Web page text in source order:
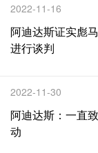
2022-11-16
阿迪达斯证实彪
进行谈判
2022-11-30
阿迪达斯：一直
动